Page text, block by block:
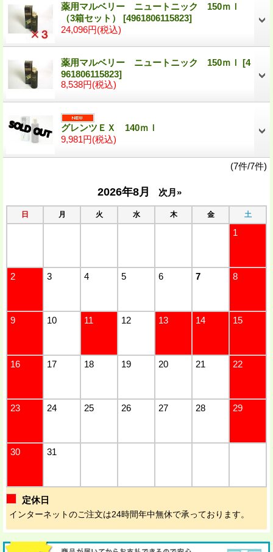
薬用マルベリー ニュートニック 150ｍｌ
（3箱セット） [4961806115823]
24,096円(税込)
薬用マルベリー ニュートニック 150ｍｌ [4
961806115823]
8,538円(税込)
グレンツＥＸ 140ｍｌ
9,981円(税込)
(7件/7件)
2026年8月 次月»
日 月 火 水 木 金 土
1
2 3 4 5 6 7 8
9 10 11 12 13 14 15
16 17 18 19 20 21 22
23 24 25 26 27 28 29
30 31
定休日
インターネットのご注文は24時間年中無休で承っております。